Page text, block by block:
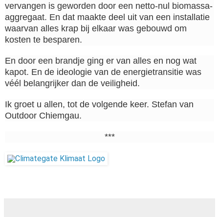
vervangen is geworden door een netto-nul biomassa-
aggregaat. En dat maakte deel uit van een installatie
waarvan alles krap bij elkaar was gebouwd om
kosten te besparen.
En door een brandje ging er van alles en nog wat
kapot. En de ideologie van de energietransitie was
véél belangrijker dan de veiligheid.
Ik groet u allen, tot de volgende keer. Stefan van
Outdoor Chiemgau.
***